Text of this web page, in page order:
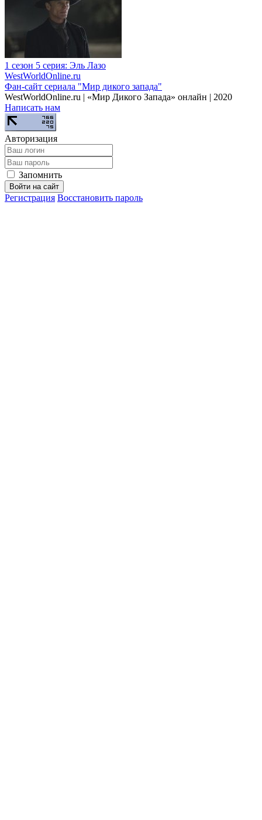
1 сезон 5 серия: Эль Лазо
WestWorldOnline.ru
Фан-сайт сериала "Мир дикого запада"
WestWorldOnline.ru | «Мир Дикого Запада» онлайн | 2020
Написать нам
Авторизация
Запомнить
Войти на сайт
Регистрация Восстановить пароль